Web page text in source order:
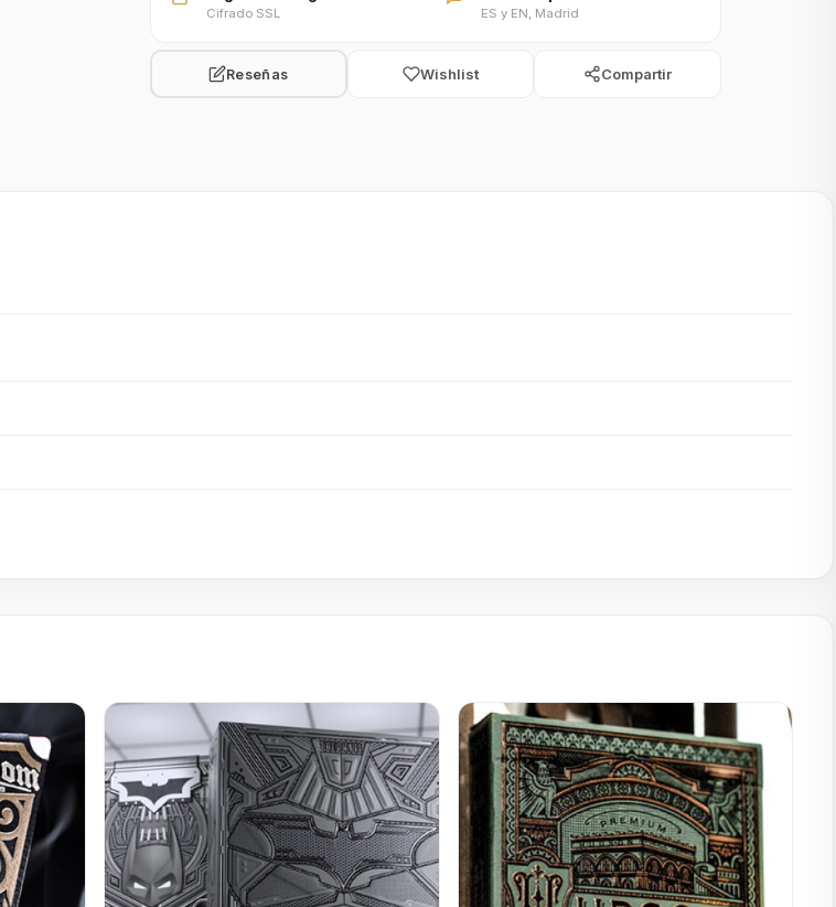
Cifrado SSL ES y EN, Madrid
Reseñas Wishlist Compartir